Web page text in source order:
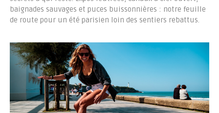
baignades sauvages et puces buissonnières : notre feuille
de route pour un été parisien loin des sentiers rebattus.